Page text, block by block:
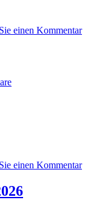
einen Kommentar
einen Kommentar